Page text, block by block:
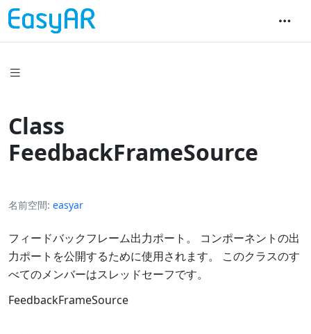
Class
FeedbackFrameSource
名前空間 easyar
フィードバックフレーム出力ポート。 コンポーネントの出
力ポートを公開するために使用されます。 このクラスのす
べてのメンバーはスレッドセーフです。
FeedbackFrameSource